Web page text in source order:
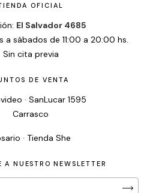
OFICIAL
El Salvador 4685
a sábados de 11:00 a 20:00 hs.
Sin cita previa
DE VENTA
· SanLucar 1595
Carrasco
· Tienda She
A NUESTRO NEWSLETTER